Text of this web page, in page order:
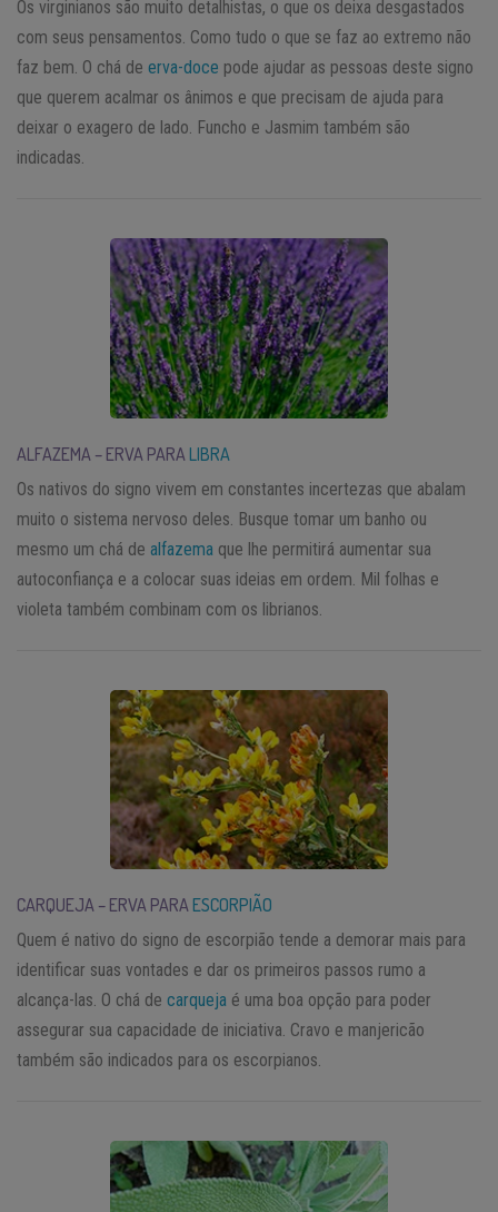
Os virginianos são muito detalhistas, o que os deixa desgastados
com seus pensamentos. Como tudo o que se faz ao extremo não
faz bem. O chá de erva-doce pode ajudar as pessoas deste signo
que querem acalmar os ânimos e que precisam de ajuda para
deixar o exagero de lado. Funcho e Jasmim também são
indicadas.
ALFAZEMA – ERVA PARA LIBRA
Os nativos do signo vivem em constantes incertezas que abalam
muito o sistema nervoso deles. Busque tomar um banho ou
mesmo um chá de alfazema que lhe permitirá aumentar sua
autoconfiança e a colocar suas ideias em ordem. Mil folhas e
violeta também combinam com os librianos.
CARQUEJA – ERVA PARAESCORPIÃO
Quem é nativo do signo de escorpião tende a demorar mais para
identificar suas vontades e dar os primeiros passos rumo a
alcança-las. O chá de carqueja é uma boa opção para poder
assegurar sua capacidade de iniciativa. Cravo e manjericão
também são indicados para os escorpianos.